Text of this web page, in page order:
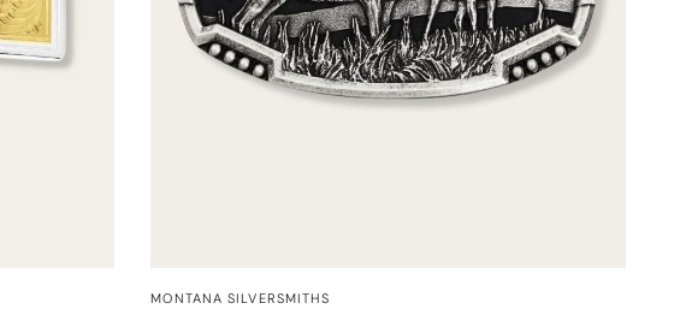
SCHNELLANSICHT
MONTANA SILVERSMITHS